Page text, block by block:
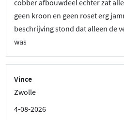
cobber afbouwdeel echter zat
geen kroon en geen roset erg
beschrijving stond dat alleen de
was
Vince
Zwolle
4-08-2026